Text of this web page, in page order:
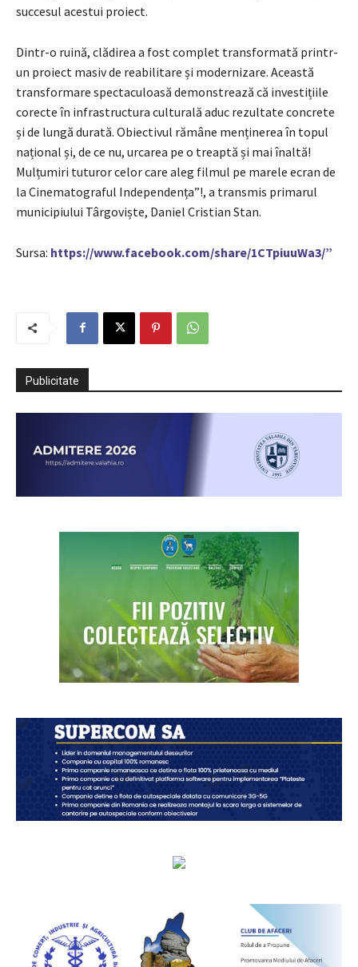
succesul acestui proiect.
Dintr-o ruină, clădirea a fost complet transformată printr-
un proiect masiv de reabilitare și modernizare. Această
transformare spectaculoasă demonstrează că investițiile
corecte în infrastructura culturală aduc rezultate concrete
și de lungă durată. Obiectivul rămâne menținerea în topul
național și, de ce nu, urcarea pe o treaptă și mai înaltă!
Mulțumiri tuturor celor care aleg filmul pe marele ecran de
la Cinematograful Independența”!, a transmis primarul
municipiului Târgoviște, Daniel Cristian Stan.
Sursa: https://www.facebook.com/share/1CTpiuuWa3/”
Publicitate